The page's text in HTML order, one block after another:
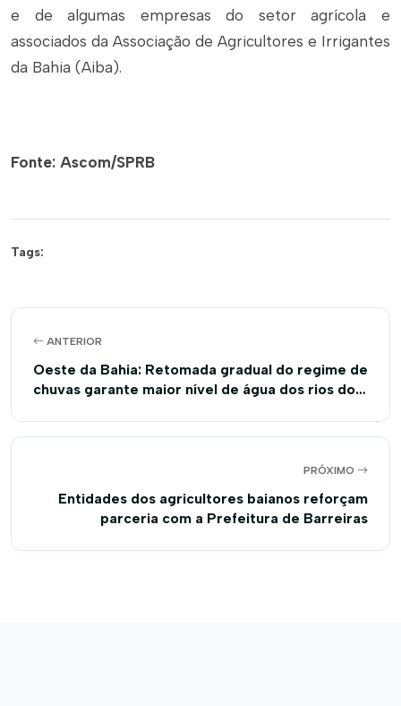
e de algumas empresas do setor agrícola e
associados da Associação de Agricultores e Irrigantes
da Bahia (Aiba).
Fonte: Ascom/SPRB
Tags:
ANTERIOR
Oeste da Bahia: Retomada gradual do regime de
chuvas garante maior nível de água dos rios dos
PRÓXIMO
Entidades dos agricultores baianos reforçam
parceria com a Prefeitura de Barreiras